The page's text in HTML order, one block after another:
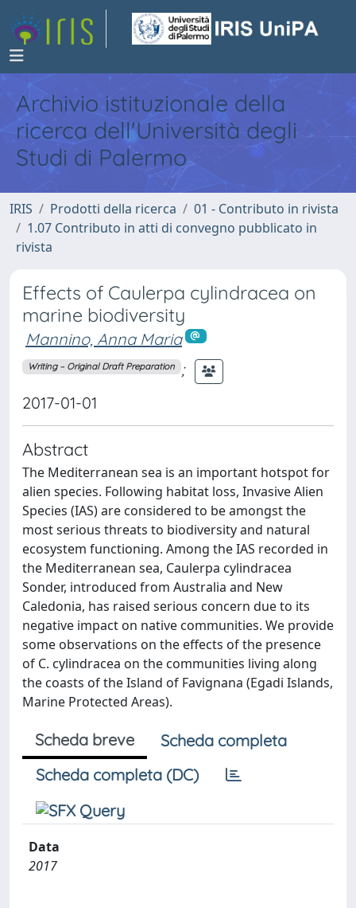
Archivio istituzionale della
ricerca dell'Università degli
Studi di Palermo
IRIS Prodotti della ricerca
01 - Contributo in rivista
1.07 Contributo in atti di convegno pubblicato in
rivista
Effects of Caulerpa cylindracea on
marine biodiversity
Mannino, Anna Maria
Writing – Original Draft Preparation ;
2017-01-01
Abstract
The Mediterranean sea is an important hotspot for
alien species. Following habitat loss, Invasive Alien
Species (IAS) are considered to be amongst the
most serious threats to biodiversity and natural
ecosystem functioning. Among the IAS recorded in
the Mediterranean sea, Caulerpa cylindracea
Sonder, introduced from Australia and New
Caledonia, has raised serious concern due to its
negative impact on native communities. We provide
some observations on the effects of the presence
of C. cylindracea on the communities living along
the coasts of the Island of Favignana (Egadi Islands,
Marine Protected Areas).
Scheda breve
Scheda completa
Scheda completa (DC)
Data
2017